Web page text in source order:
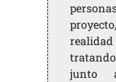
junto